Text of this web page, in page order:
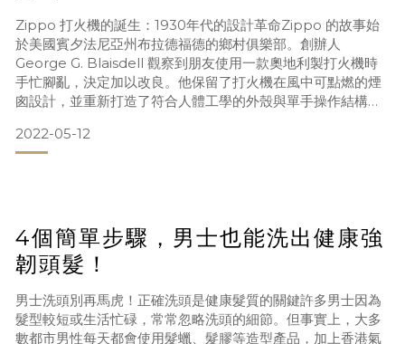
Zippo 打火機的誕生：1930年代的設計革命Zippo 的故事始
於美國賓夕法尼亞州布拉德福德的鄉村俱樂部。創辦人
George G. Blaisdell 觀察到朋友使用一款奧地利製打火機時
手忙腳亂，決定加以改良。他保留了打火機在風中可點燃的煙
囪設計，並重新打造了符合人體工學的外殼與單手操作結構。
鍊）」的靈感，布萊斯德爾先生覺得 “Zippo” 聽起來現代且易
記。 第一筆商業訂單與品牌崛起1930年代中期，Kendall Re
2022-05-12
4個簡單步驟，男士也能洗出健康強
韌頭髮！
男士洗頭別再馬虎！正確洗頭是健康髮質的關鍵許多男士因為
髮型較短或生活忙碌，常常忽略洗頭的細節。但事實上，大多
數都市男性每天都會使用髮蠟、髮膠等造型產品，加上香港氣